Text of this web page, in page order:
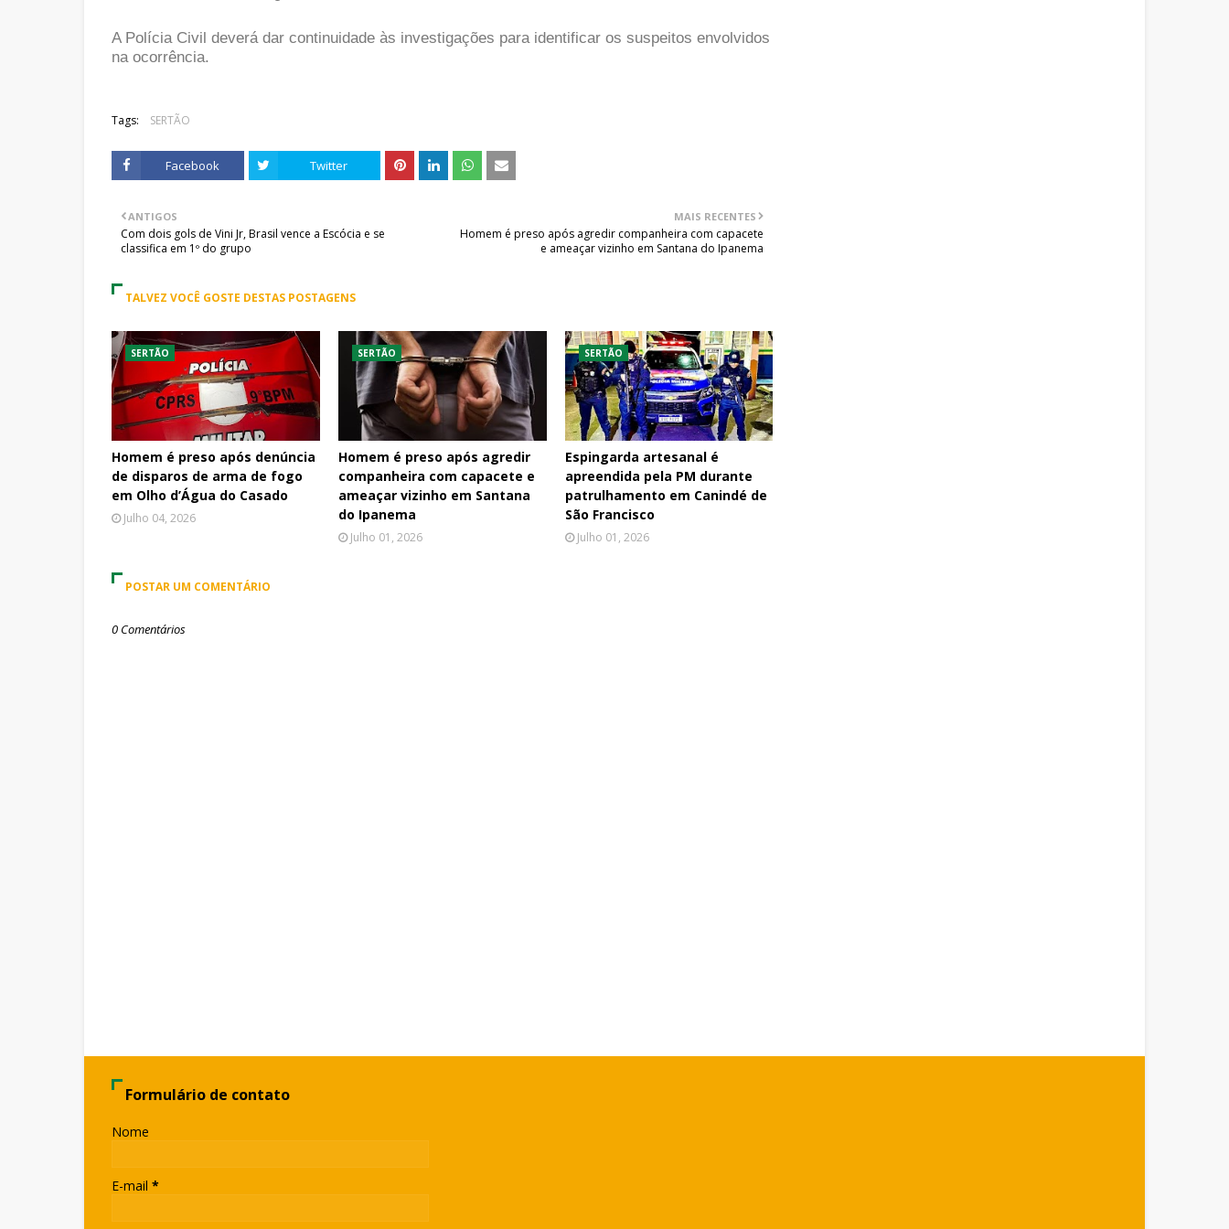
A Polícia Civil deverá dar continuidade às investigações para identificar os suspeitos envolvidos
na ocorrência.
Tags: SERTÃO
Facebook Twitter
MAIS RECENTES
Homem é preso após agredir companheira com capacete
e ameaçar vizinho em Santana do Ipanema
ANTIGOS
Com dois gols de Vini Jr, Brasil vence a Escócia e se
classifica em 1º do grupo
TALVEZ VOCÊ GOSTE DESTAS POSTAGENS
SERTÃO
Homem é preso após denúncia
de disparos de arma de fogo
em Olho d’Água do Casado
Julho 04, 2026
SERTÃO
Homem é preso após agredir
companheira com capacete e
ameaçar vizinho em Santana
do Ipanema
Julho 01, 2026
SERTÃO
Espingarda artesanal é
apreendida pela PM durante
patrulhamento em Canindé de
São Francisco
Julho 01, 2026
POSTAR UM COMENTÁRIO
0 Comentários
Formulário de contato
Nome
E-mail *